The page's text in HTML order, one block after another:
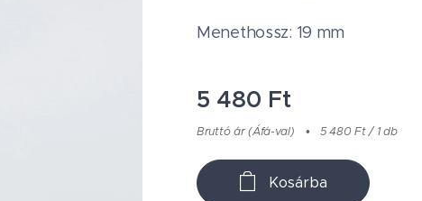
Menethossz: 19 mm
5 480 Ft
Bruttó ár (Áfá-val) 5 480 Ft / 1 db
Kosárba